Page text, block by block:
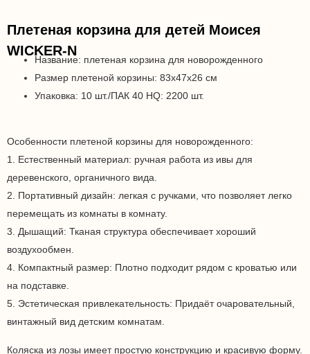
Плетеная корзина для детей Моисея
WICKER-N
Название: плетеная корзина для новорожденного
Размер плетеной корзины: 83x47x26 см
Упаковка: 10 шт./ПАК 40 HQ: 2200 шт.
Особенности плетеной корзины для новорожденного:
1. Естественный материал: ручная работа из ивы для
деревенского, органичного вида.
2. Портативный дизайн: легкая с ручками, что позволяет легко
перемещать из комнаты в комнату.
3. Дышащий: Тканая структура обеспечивает хороший
воздухообмен.
4. Компактный размер: Плотно подходит рядом с кроватью или
на подставке.
5. Эстетическая привлекательность: Придаёт очаровательный,
винтажный вид детским комнатам.
Коляска из лозы имеет простую конструкцию и красивую форму.